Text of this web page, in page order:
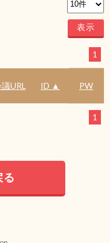
1
URL ID ▲ PW
1
る